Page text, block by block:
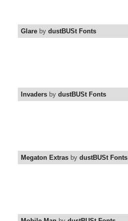
Glare by dustBUSt Fonts
Invaders by dustBUSt Fonts
Megaton Extras by dustBUSt Fonts